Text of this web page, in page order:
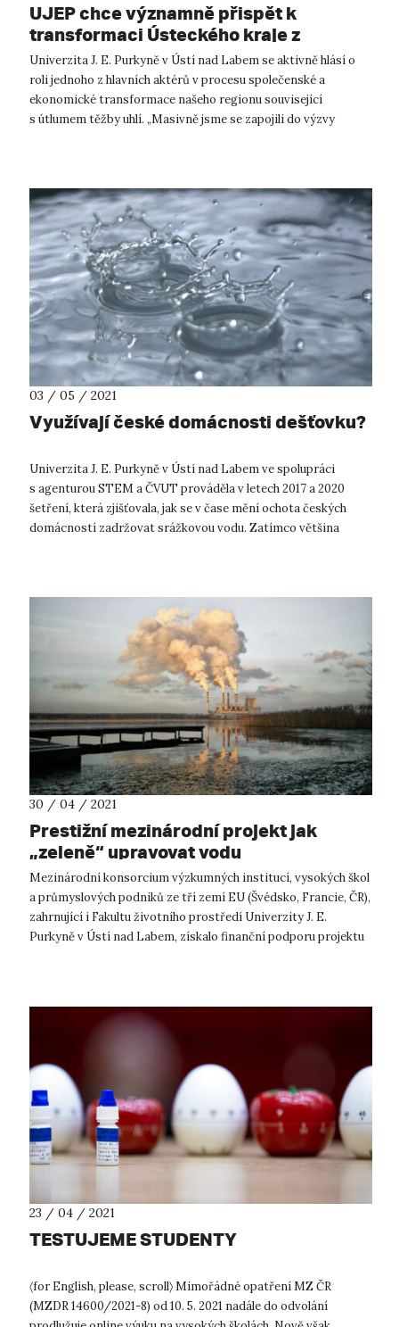
UJEP chce významně přispět k
transformaci Ústeckého kraje z
uhelného na kreativní
Univerzita J. E. Purkyně v Ústí nad Labem se aktivně hlásí o
roli jednoho z hlavních aktérů v procesu společenské a
ekonomické transformace našeho regionu související
s útlumem těžby uhlí. „Masivně jsme se zapojili do výzvy
03 / 05 / 2021
Využívají české domácnosti dešťovku?
Univerzita J. E. Purkyně v Ústí nad Labem ve spolupráci
s agenturou STEM a ČVUT prováděla v letech 2017 a 2020
šetření, která zjišťovala, jak se v čase mění ochota českých
domácností zadržovat srážkovou vodu. Zatímco většina
30 / 04 / 2021
Prestižní mezinárodní projekt jak
„zeleně“ upravovat vodu
Mezinárodní konsorcium výzkumných institucí, vysokých škol
a průmyslových podniků ze tří zemí EU (Švédsko, Francie, ČR),
zahrnující i Fakultu životního prostředí Univerzity J. E.
Purkyně v Ústí nad Labem, získalo finanční podporu projektu
23 / 04 / 2021
TESTUJEME STUDENTY
〈for English, please, scroll〉 Mimořádné opatření MZ ČR
(MZDR 14600/2021-8) od 10. 5. 2021 nadále do odvolání